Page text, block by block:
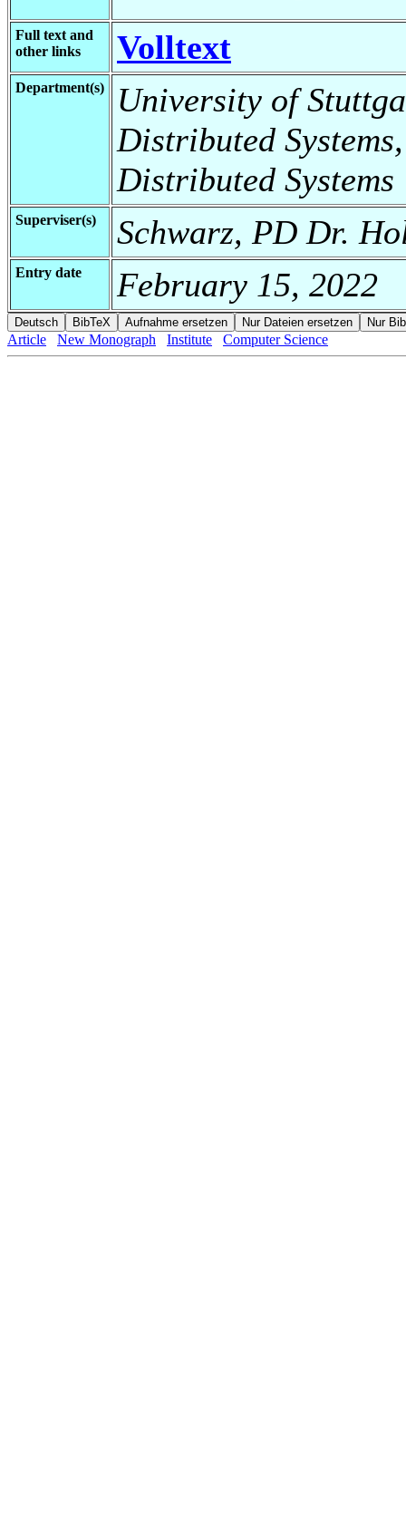
Full text and
other links
Volltext
Department(s)
University of
Distributed
Distributed Systems
Superviser(s) Schwarz, PD Dr.
Entry date February 15, 2022
Article New Monograph Institute Computer Science